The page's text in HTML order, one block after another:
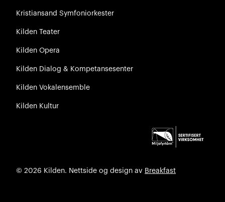
Kristiansand Symfoniorkester
Kilden Teater
Kilden Opera
Kilden Dialog & Kompetansesenter
Kilden Vokalensemble
Kilden Kultur
© 2026 Kilden. Nettside og design av Breakfast